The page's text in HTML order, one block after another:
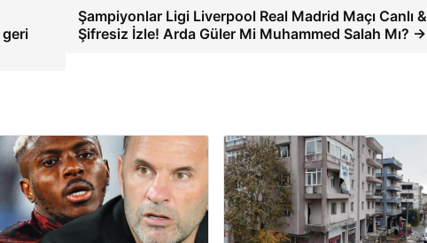
geri
Şampiyonlar Ligi Liverpool Real Madrid Maçı Canlı &
Şifresiz İzle! Arda Güler Mi Muhammed Salah Mı? →